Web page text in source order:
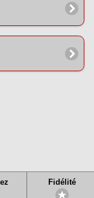
Fidélité